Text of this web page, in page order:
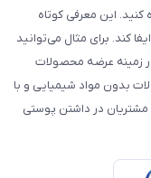
کنید. این معرفی کوتاه
کند. برای مثال می‌توانید
فعالیت خود را در زمینه عرضه محصولات
بدون مواد شیمیایی و با
مشتریان در داشتن پوستی